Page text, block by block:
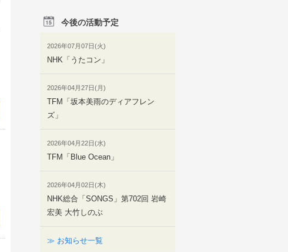
今後の活動予定
2026年07月07日(火)
NHK「うたコン」
2026年04月27日(月)
TFM「坂本美雨のディアフレン
ズ」
2026年04月22日(水)
TFM「Blue Ocean」
2026年04月02日(木)
NHK総合「SONGS」第702回 岩崎
宏美 大竹しのぶ
≫ お知らせ一覧